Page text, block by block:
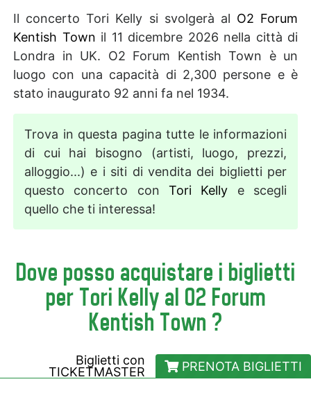
Il concerto Tori Kelly si svolgerà al O2 Forum
Kentish Town il 11 dicembre 2026 nella città di
Londra in UK. O2 Forum Kentish Town è un
luogo con una capacità di 2,300 persone e è
stato inaugurato 92 anni fa nel 1934.
Trova in questa pagina tutte le informazioni
di cui hai bisogno (artisti, luogo, prezzi,
alloggio...) e i siti di vendita dei biglietti per
questo concerto con Tori Kelly e scegli
quello che ti interessa!
Dove posso acquistare i biglietti
per Tori Kelly al O2 Forum
Kentish Town ?
Biglietti con
TICKETMASTER
PRENOTA BIGLIETTI